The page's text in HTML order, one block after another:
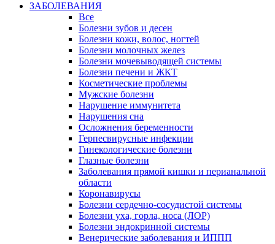
ЗАБОЛЕВАНИЯ
Все
Болезни зубов и десен
Болезни кожи, волос, ногтей
Болезни молочных желез
Болезни мочевыводящей системы
Болезни печени и ЖКТ
Косметические проблемы
Мужские болезни
Нарушение иммунитета
Нарушения сна
Осложнения беременности
Герпесвирусные инфекции
Гинекологические болезни
Глазные болезни
Заболевания прямой кишки и перианальной
области
Коронавирусы
Болезни сердечно-сосудистой системы
Болезни уха, горла, носа (ЛОР)
Болезни эндокринной системы
Венерические заболевания и ИППП